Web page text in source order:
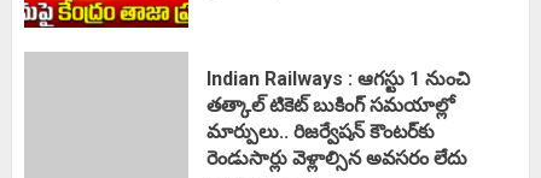
Indian Railways : ఆగస్టు 1 నుంచి
తత్కాల్‌ టికెట్‌ బుకింగ్‌ సమయాల్లో
మార్పులు.. రిజర్వేషన్ కౌంటర్‌కు
రెండుసార్లు వెళ్లాల్సిన అవసరం లేదు